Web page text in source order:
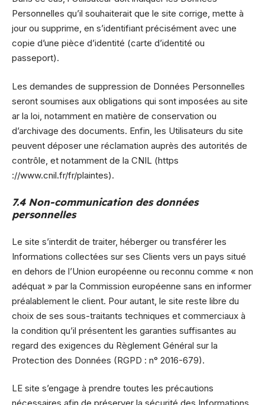
Personnelles qu’il souhaiterait que le site corrige, mette à
jour ou supprime, en s’identifiant précisément avec une
copie d’une pièce d’identité (carte d’identité ou
passeport).
Les demandes de suppression de Données Personnelles
seront soumises aux obligations qui sont imposées au site
ar la loi, notamment en matière de conservation ou
d’archivage des documents. Enfin, les Utilisateurs du site
peuvent déposer une réclamation auprès des autorités de
contrôle, et notamment de la CNIL (https
://www.cnil.fr/fr/plaintes).
7.4 Non-communication des données
personnelles
Le site s’interdit de traiter, héberger ou transférer les
Informations collectées sur ses Clients vers un pays situé
en dehors de l’Union européenne ou reconnu comme « non
adéquat » par la Commission européenne sans en informer
préalablement le client. Pour autant, le site reste libre du
choix de ses sous-traitants techniques et commerciaux à
la condition qu’il présentent les garanties suffisantes au
regard des exigences du Règlement Général sur la
Protection des Données (RGPD : n° 2016-679).
LE site s’engage à prendre toutes les précautions